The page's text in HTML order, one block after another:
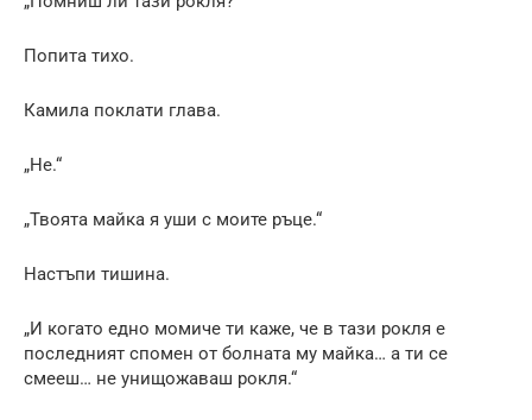
Попита тихо.
Камила поклати глава.
„Не.“
„Твоята майка я уши с моите ръце.“
Настъпи тишина.
„И когато едно момиче ти каже, че в тази рокля е
последният спомен от болната му майка… а ти се
смееш… не унищожаваш рокля.“